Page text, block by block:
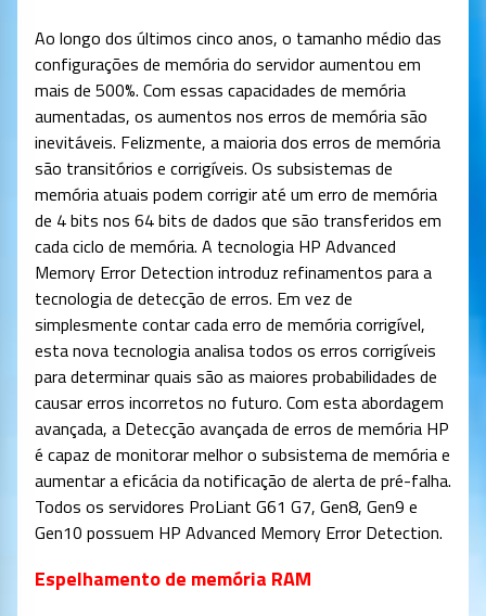
Ao longo dos últimos cinco anos, o tamanho médio das
configurações de memória do servidor aumentou em
mais de 500%. Com essas capacidades de memória
aumentadas, os aumentos nos erros de memória são
inevitáveis. Felizmente, a maioria dos erros de memória
são transitórios e corrigíveis. Os subsistemas de
memória atuais podem corrigir até um erro de memória
de 4 bits nos 64 bits de dados que são transferidos em
cada ciclo de memória. A tecnologia HP Advanced
Memory Error Detection introduz refinamentos para a
tecnologia de detecção de erros. Em vez de
simplesmente contar cada erro de memória corrigível,
esta nova tecnologia analisa todos os erros corrigíveis
para determinar quais são as maiores probabilidades de
causar erros incorretos no futuro. Com esta abordagem
avançada, a Detecção avançada de erros de memória HP
é capaz de monitorar melhor o subsistema de memória e
aumentar a eficácia da notificação de alerta de pré-falha.
Todos os servidores ProLiant G61 G7, Gen8, Gen9 e
Gen10 possuem HP Advanced Memory Error Detection.
Espelhamento de memória RAM